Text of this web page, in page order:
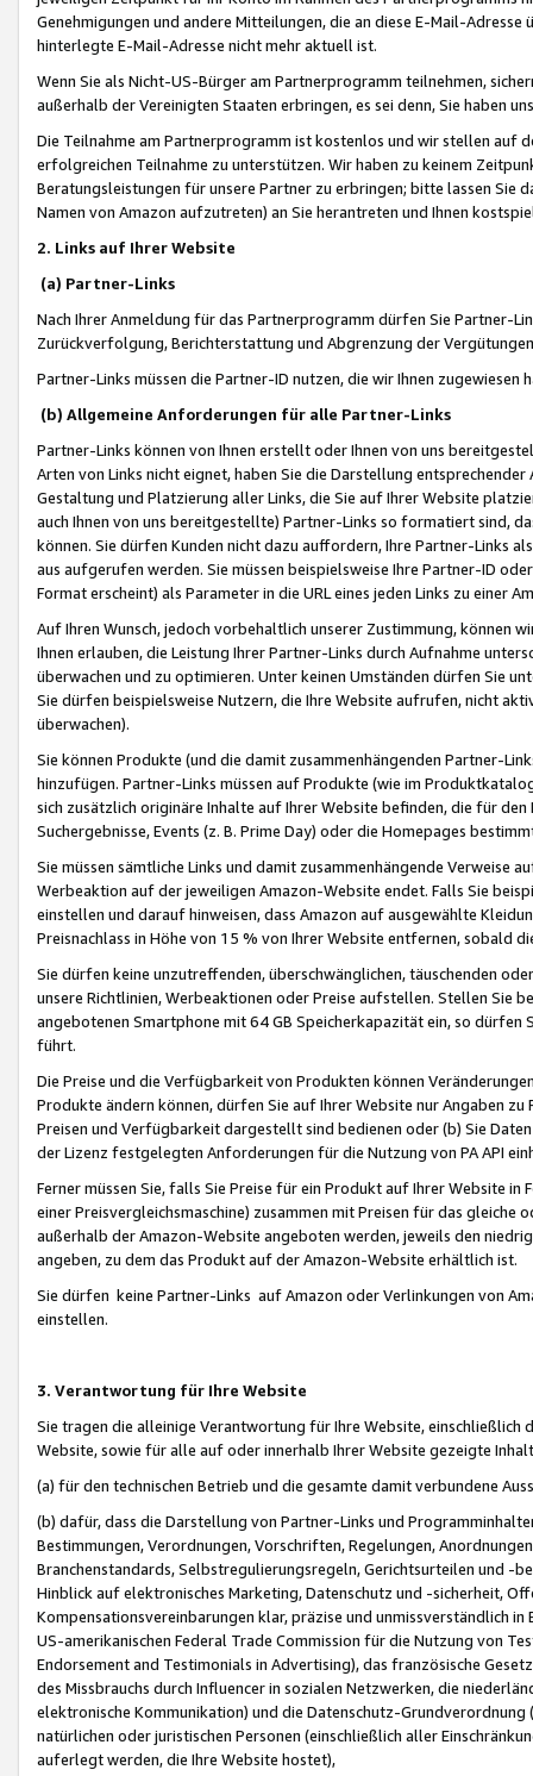
Genehmigungen und andere Mitteilungen, die an diese E-Mail-
hinterlegte E-Mail-Adresse nicht mehr aktuell ist.
Wenn Sie als Nicht-US-Bürger am Partnerprogramm teilnehmen,
außerhalb der Vereinigten Staaten erbringen, es sei denn, Sie haben
Die Teilnahme am Partnerprogramm ist kostenlos und wir stellen auf
erfolgreichen Teilnahme zu unterstützen. Wir haben zu keinem
Beratungsleistungen für unsere Partner zu erbringen; bitte lassen Sie
Namen von Amazon aufzutreten) an Sie herantreten und Ihnen
2. Links auf Ihrer Website
(a) Partner-Links
Nach Ihrer Anmeldung für das Partnerprogramm dürfen Sie Partner-
Zurückverfolgung, Berichterstattung und Abgrenzung der
Partner-Links müssen die Partner-ID nutzen, die wir Ihnen zugewiesen
(b) Allgemeine Anforderungen für alle Partner-Links
Partner-Links können von Ihnen erstellt oder Ihnen von uns
Arten von Links nicht eignet, haben Sie die Darstellung
Gestaltung und Platzierung aller Links, die Sie auf Ihrer Website
auch Ihnen von uns bereitgestellte) Partner-Links so formatiert sind,
können. Sie dürfen Kunden nicht dazu auffordern, Ihre Partner-Links
aus aufgerufen werden. Sie müssen beispielsweise Ihre Partner-ID
Format erscheint) als Parameter in die URL eines jeden Links zu einer
Auf Ihren Wunsch, jedoch vorbehaltlich unserer Zustimmung, können
Ihnen erlauben, die Leistung Ihrer Partner-Links durch Aufnahme
überwachen und zu optimieren. Unter keinen Umständen dürfen Sie
Sie dürfen beispielsweise Nutzern, die Ihre Website aufrufen, nicht
überwachen).
Sie können Produkte (und die damit zusammenhängenden Partner-
hinzufügen. Partner-Links müssen auf Produkte (wie im
sich zusätzlich originäre Inhalte auf Ihrer Website befinden, die für
Suchergebnisse, Events (z. B. Prime Day) oder die Homepages
Sie müssen sämtliche Links und damit zusammenhängende
Werbeaktion auf der jeweiligen Amazon-Website endet. Falls Sie
einstellen und darauf hinweisen, dass Amazon auf ausgewählte
Preisnachlass in Höhe von 15 % von Ihrer Website entfernen, sobald
Sie dürfen keine unzutreffenden, überschwänglichen, täuschenden
unsere Richtlinien, Werbeaktionen oder Preise aufstellen. Stellen Sie
angebotenen Smartphone mit 64 GB Speicherkapazität ein, so dürfen
führt.
Die Preise und die Verfügbarkeit von Produkten können
Produkte ändern können, dürfen Sie auf Ihrer Website nur Angaben
Preisen und Verfügbarkeit dargestellt sind bedienen oder (b) Sie
der Lizenz festgelegten Anforderungen für die Nutzung von PA API
Ferner müssen Sie, falls Sie Preise für ein Produkt auf Ihrer Website
einer Preisvergleichsmaschine) zusammen mit Preisen für das
außerhalb der Amazon-Website angeboten werden, jeweils den
angeben, zu dem das Produkt auf der Amazon-Website erhältlich ist.
Sie dürfen keine Partner-Links auf Amazon oder Verlinkungen von
einstellen.
3. Verantwortung für Ihre Website
Sie tragen die alleinige Verantwortung für Ihre Website,
Website, sowie für alle auf oder innerhalb Ihrer Website gezeigte
(a) für den technischen Betrieb und die gesamte damit verbundene
(b) dafür, dass die Darstellung von Partner-Links und
Bestimmungen, Verordnungen, Vorschriften, Regelungen,
Branchenstandards, Selbstregulierungsregeln, Gerichtsurteilen und -
Hinblick auf elektronisches Marketing, Datenschutz und -sicherheit,
Kompensationsvereinbarungen klar, präzise und unmissverständlich
US-amerikanischen Federal Trade Commission für die Nutzung von
Endorsement and Testimonials in Advertising), das französische
des Missbrauchs durch Influencer in sozialen Netzwerken, die
elektronische Kommunikation) und die Datenschutz-
natürlichen oder juristischen Personen (einschließlich aller
auferlegt werden, die Ihre Website hostet),